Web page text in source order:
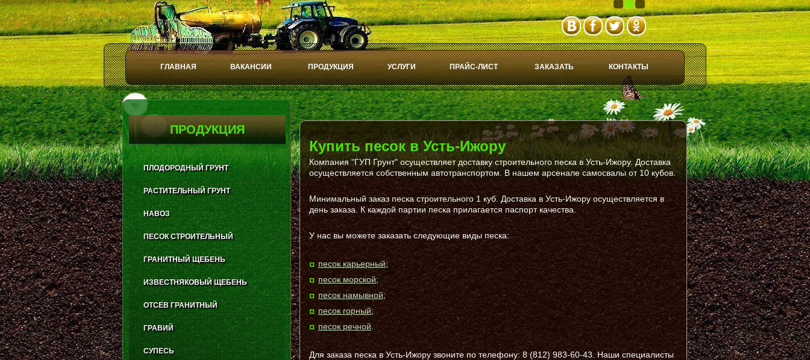
ГЛАВНАЯ ВАКАНСИИ ПРОДУКЦИЯ УСЛУГИ ПРАЙС-ЛИСТ ЗАКАЗАТЬ КОНТАКТЫ
Play
Stop
1 2 3
Купить песок в Усть-Ижору
Компания "ГУП Грунт" осуществляет доставку строительного песка в Усть-Ижору. Доставка
осуществляется собственным автотранспортом. В нашем арсенале самосвалы от 10 кубов.
Минимальный заказ песка строительного 1 куб. Доставка в Усть-Ижору осуществляется в
день заказа. К каждой партии песка прилагается паспорт качества.
У нас вы можете заказать следующие виды песка:
песок карьерный;
песок морской;
песок намывной;
песок горный;
песок речной.
Для заказа песка в Усть-Ижору звоните по телефону: 8 (812) 983-60-43. Наши специалисты
ПРОДУКЦИЯ
ПЛОДОРОДНЫЙ ГРУНТ
РАСТИТЕЛЬНЫЙ ГРУНТ
НАВОЗ
ПЕСОК СТРОИТЕЛЬНЫЙ
ГРАНИТНЫЙ ЩЕБЕНЬ
ИЗВЕСТНЯКОВЫЙ ЩЕБЕНЬ
ОТСЕВ ГРАНИТНЫЙ
ГРАВИЙ
СУПЕСЬ